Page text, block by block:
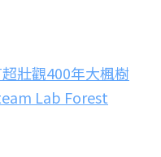
壯觀400年大楓樹
Lab Forest